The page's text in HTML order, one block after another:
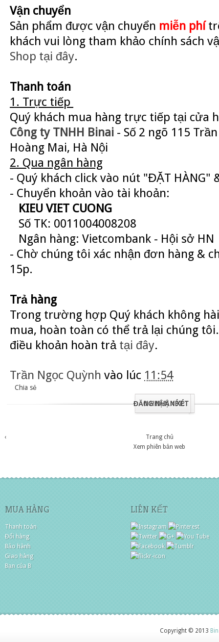
Vận chuyển
Sản phẩm được vận chuyển miễn phí
khách vui lòng tham khảo chính sách
Shop tại đây.
Thanh toán
1. Trực tiếp
Quý khách mua hàng trực tiếp tại cửa
Công ty TNHH Binai - Số 2 ngõ 115
Hoàng Mai, Hà Nội
2. Qua ngân hàng
- Quý khách click vào nút "ĐẶT HÀNG"
- Chuyển khoản vào tài khoản:
KIEU VIET CUONG
Số TK: 0011004008208
Ngân hàng: Vietcombank - Hội sở HN
- Chờ chúng tôi xác nhận đơn hàng &
15p.
Trả hàng
Trong trường hợp Quý khách không
mua, hoàn toàn có thể trả lại chúng
điều khoản hoàn trả tại đây.
Trần Ngọc Quỳnh vào lúc 11:54
Chia sẻ
0 NHẬN XÉT:
ĐĂNG NHẬN XÉT
‹
Trang chủ
Xem phiên bản web
MUA HÀNG
Thanh toán
Đổi hàng
Bảo hành
Giao hàng
Bạn của B
LIÊN KẾT
Copyright © 2013